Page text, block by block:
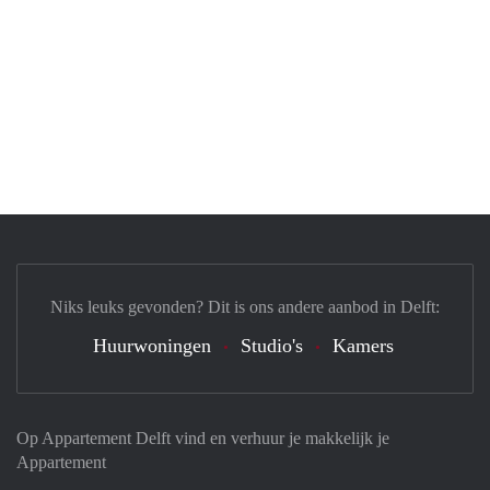
Op Appartement Delft vind en verhuur je makkelijk je
Appartement
Niks leuks gevonden? Dit is ons andere aanbod in Delft:
Huurwoningen Studio's Kamers